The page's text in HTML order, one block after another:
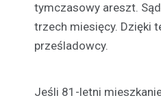
tymczasowy areszt.
trzech miesięcy. Dzięki
prześladowcy.
Jeśli 81-letni